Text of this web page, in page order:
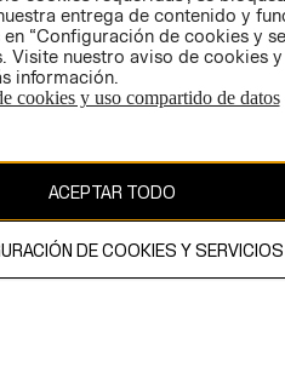
está protegido por copyright y es
entrega de contenido y
“Configuración de cookies y
Visite nuestro aviso de cookies
información.
cookies y uso compartido de datos
ACEPTAR TODO
DE COOKIES Y SERVICIOS